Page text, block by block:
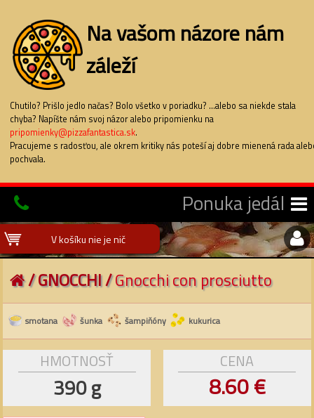
Na vašom názore nám
záleží
Chutilo? Prišlo jedlo načas? Bolo všetko v poriadku? ...alebo sa niekde stala
chyba? Napíšte nám svoj názor alebo pripomienku na
pripomienky@pizzafantastica.sk.
Pracujeme s radosťou, ale okrem kritiky nás poteší aj dobre mienená rada
pochvala.
Ponuka jedál
V košíku nie je nič
/GNOCCHI/Gnocchi con prosciutto
smotana šunka šampiňóny kukurica
CENA
8.60 €
HMOTNOSŤ
390 g